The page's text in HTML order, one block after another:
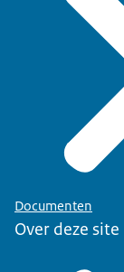
Documenten
Over deze site